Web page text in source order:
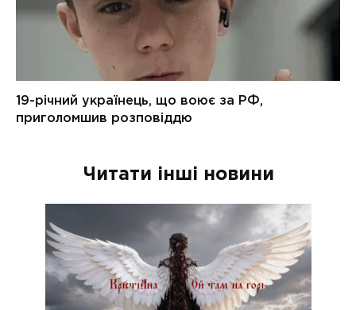
Читати інші новини